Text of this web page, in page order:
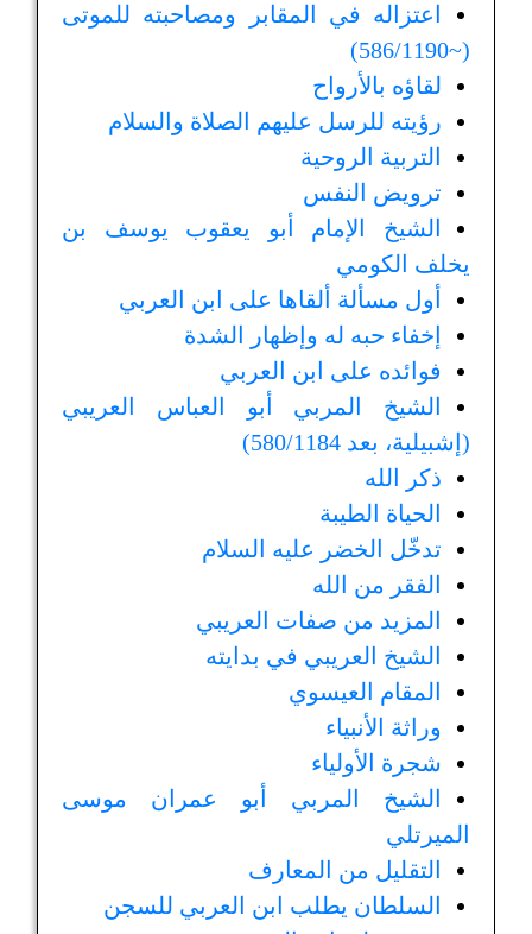
اعتزاله في المقابر ومصاحبته للموتى
(~586/1190)
لقاؤه بالأرواح
رؤيته للرسل عليهم الصلاة والسلام
التربية الروحية
ترويض النفس
الشيخ الإمام أبو يعقوب يوسف بن
يخلف الكومي
أول مسألة ألقاها على ابن العربي
إخفاء حبه له وإظهار الشدة
فوائده على ابن العربي
الشيخ المربي أبو العباس العريبي
(إشبيلية، بعد 580/1184)
ذكر الله
الحياة الطيبة
تدخّل الخضر عليه السلام
الفقر من الله
المزيد من صفات العريبي
الشيخ العريبي في بدايته
المقام العيسوي
وراثة الأنبياء
شجرة الأولياء
الشيخ المربي أبو عمران موسى
الميرتلي
التقليل من المعارف
السلطان يطلب ابن العربي للسجن